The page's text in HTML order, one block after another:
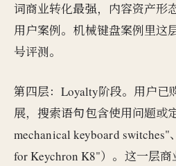
词商业转化最强，内容资产形
用户案例。机械键盘案例里这
号评测。
第四层：Loyalty阶段。用户已
展，搜索语句包含使用问题或
mechanical keyboard switches"
for Keychron K8"）。这一层